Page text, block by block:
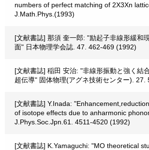
numbers of perfect matching of 2X3Xn
J.Math.Phys.(1993)
[文献書誌] 那須 奎一郎: "励起子非線形緩和
面" 日本物理学会誌. 47. 462-469 (1992)
[文献書誌] 稲田 安治: "非線形振動と強く結
超伝導" 固体物理(アグネ技術センター). 27.
[文献書誌] Y.Inada:
of isotope effects due to anharmonic
J.Phys.Soc.Jpn.61. 4511-4520 (1992)
[文献書誌] K.Yamaguchi: "MO theoretical